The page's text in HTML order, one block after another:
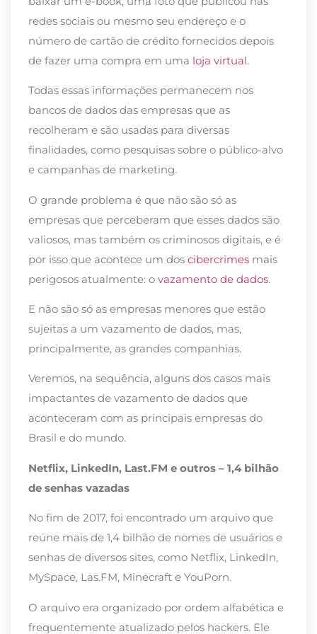
redes sociais ou mesmo seu endereço e o
número de cartão de crédito fornecidos depois
de fazer uma compra em uma loja virtual.
Todas essas informações permanecem nos
bancos de dados das empresas que as
recolheram e são usadas para diversas
finalidades, como pesquisas sobre o público-alvo
e campanhas de marketing.
O grande problema é que não são só as
empresas que perceberam que esses dados são
valiosos, mas também os criminosos digitais, e é
por isso que acontece um dos cibercrimes mais
perigosos atualmente: o vazamento de dados.
E não são só as empresas menores que estão
sujeitas a um vazamento de dados, mas,
principalmente, as grandes companhias.
Veremos, na sequência, alguns dos casos mais
impactantes de vazamento de dados que
aconteceram com as principais empresas do
Brasil e do mundo.
Netflix, LinkedIn, Last.FM e outros – 1,4 bilhão
de senhas vazadas
No fim de 2017, foi encontrado um arquivo que
reúne mais de 1,4 bilhão de nomes de usuários e
senhas de diversos sites, como Netflix, LinkedIn,
MySpace, Las.FM, Minecraft e YouPorn.
O arquivo era organizado por ordem alfabética e
frequentemente atualizado pelos hackers. Ele